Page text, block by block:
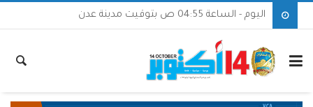
اليوم - الساعة 04:55 ص بتوقيت مدينة عدن